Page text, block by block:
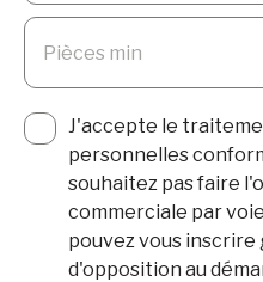
Pièces min
J'accepte le
personnelles
souhaitez pas faire
commerciale par
pouvez vous
d'opposition au